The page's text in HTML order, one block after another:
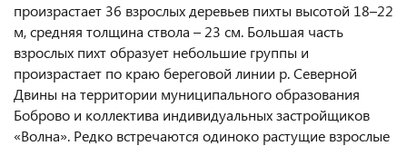
произрастает 36 взрослых деревьев пихты высотой 18–22
м, средняя толщина ствола – 23 см. Большая часть
взрослых пихт образует небольшие группы и
произрастает по краю береговой линии р. Северной
Двины на территории муниципального образования
Боброво и коллектива индивидуальных застройщиков
«Волна». Редко встречаются одиноко растущие взрослые